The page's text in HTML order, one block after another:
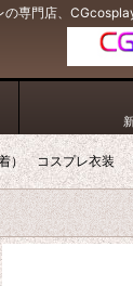
の専門店、
） コスプレ衣装